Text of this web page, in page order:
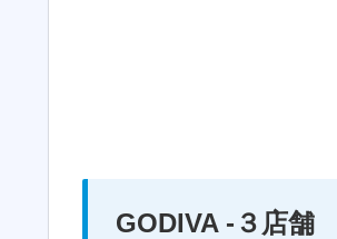
GODIVA -３店舗